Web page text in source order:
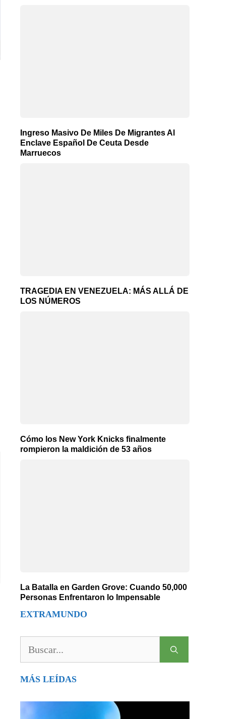
Ingreso Masivo De Miles De Migrantes Al
Enclave Español De Ceuta Desde
Marruecos
TRAGEDIA EN VENEZUELA: MÁS ALLÁ DE
LOS NÚMEROS
Cómo los New York Knicks finalmente
rompieron la maldición de 53 años
La Batalla en Garden Grove: Cuando 50,000
Personas Enfrentaron lo Impensable
EXTRAMUNDO
MÁS LEÍDAS